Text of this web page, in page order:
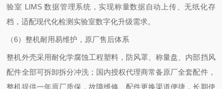
验室 LIMS 数据管理系统，实现称量数据自动上传、无纸化存
档，适配现代化检测实验室数字化升级需求。
（6）整机耐用易维护，原厂售后体系
整机外壳采用耐化学腐蚀工程塑料，防风罩、称量盘、内部挡风
配件全部可拆卸拆分冲洗；国内授权代理商常备原厂全套配件，
整机提供一年原厂质保，故障维修、配件更换渠道便捷，长期使